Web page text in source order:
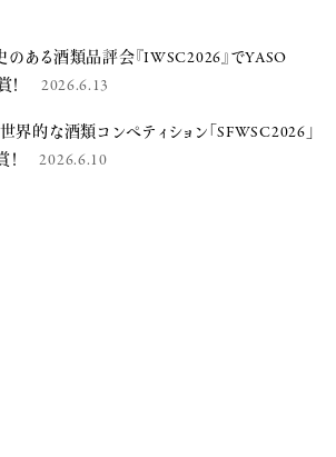
ある酒類品評会『IWSC2026』でYASO
2026.6.13
的な酒類コンペティション「SFWSC2026」
2026.6.10